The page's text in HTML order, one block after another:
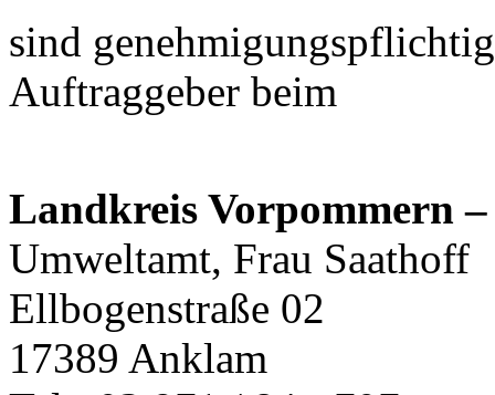
sind
Auftraggeber beim
Landkreis Vorpommern
Umweltamt, Frau Saathoff
Ellbogenstraße 02
17389 Anklam